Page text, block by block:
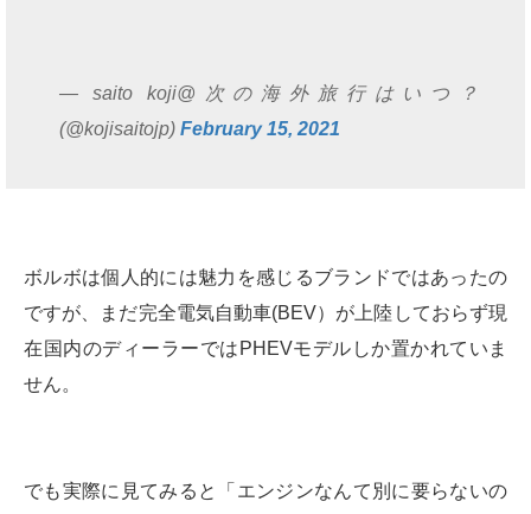
— saito koji@次の海外旅行はいつ？
(@kojisaitojp) February 15, 2021
ボルボは個人的には魅力を感じるブランドではあったの
ですが、まだ完全電気自動車(BEV）が上陸しておらず現
在国内のディーラーではPHEVモデルしか置かれていま
せん。
でも実際に見てみると「エンジンなんて別に要らないの